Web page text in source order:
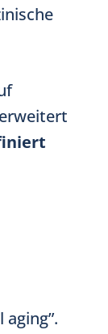
aging”.